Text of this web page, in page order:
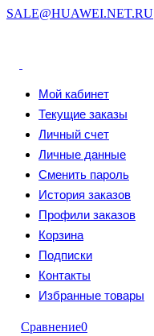
SALE@HUAWEI.NET.RU
Мой кабинет
Текущие заказы
Личный счет
Личные данные
Сменить пароль
История заказов
Профили заказов
Корзина
Подписки
Контакты
Избранные товары
Сравнение0